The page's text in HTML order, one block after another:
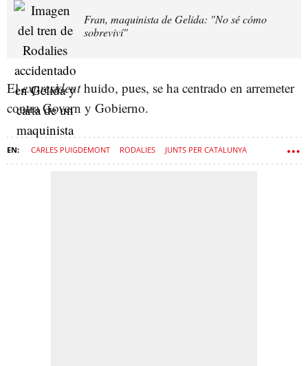
Fran, maquinista de Gelida: "No sé cómo
sobreviví"
Elexpresidenthuido, pues, se ha centrado en arremeter
contra Govern y Gobierno.
CARLES PUIGDEMONT RODALIES JUNTS PER CATALUNYA